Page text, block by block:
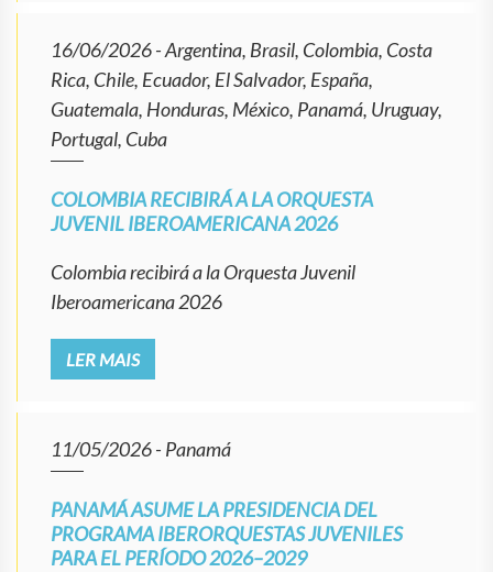
16/06/2026- Argentina, Brasil, Colombia, Costa
Rica, Chile, Ecuador, El Salvador, España,
Guatemala, Honduras, México, Panamá, Uruguay,
Portugal, Cuba
COLOMBIA RECIBIRÁ A LA ORQUESTA
JUVENIL IBEROAMERICANA 2026
Colombia recibirá a la Orquesta Juvenil
Iberoamericana 2026
LER MAIS
11/05/2026- Panamá
PANAMÁ ASUME LA PRESIDENCIA DEL
PROGRAMA IBERORQUESTAS JUVENILES
PARA EL PERÍODO 2026–2029